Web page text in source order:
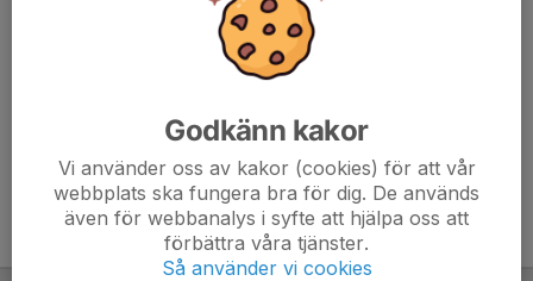
närvaro i Teknik, fys, mental strategi).
Vid intresse, kontakta ledare för träningsgruppen
Godkänn kakor
Vi använder oss av kakor (cookies) för att vår
webbplats ska fungera bra för dig. De används
även för webbanalys i syfte att hjälpa oss att
förbättra våra tjänster.
Så använder vi cookies